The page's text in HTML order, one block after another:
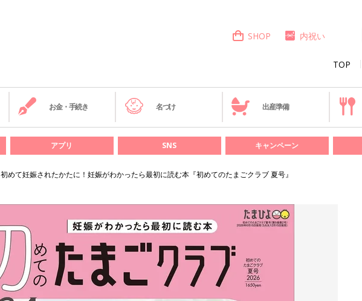
TOP
SHOP 内祝い
お金・手続き 名づけ 出産準備
アプリ SNS キャンペーン
初めて妊娠されたかたに！妊娠がわかったら最初に読む本『初めてのたまごクラブ 夏号』